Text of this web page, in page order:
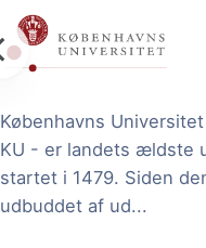
Københavns
KU - er landets ældste
startet i 1479. Siden
udbuddet af ud...